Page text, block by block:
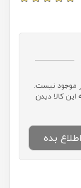
موجود نیست.
کالا دیدن
بده